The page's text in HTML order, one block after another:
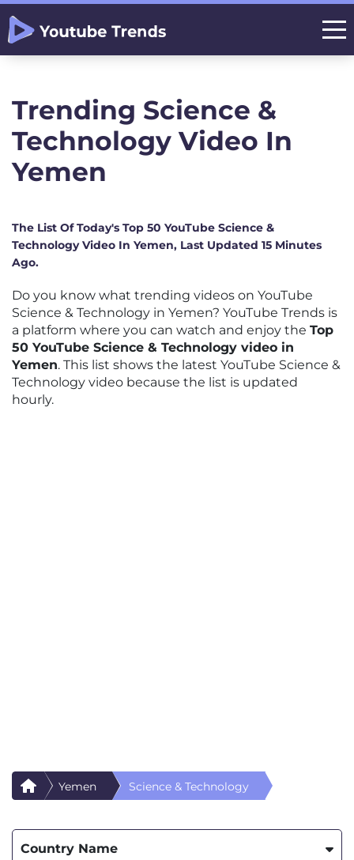
Trending Science &
Technology Video In
Yemen
The List Of Today's Top 50 YouTube Science &
Technology Video In Yemen, Last Updated 15 Minutes
Ago.
Do you know what trending videos on YouTube
Science & Technology in Yemen? YouTube Trends is
a platform where you can watch and enjoy the Top
50 YouTube Science & Technology video in
Yemen. This list shows the latest YouTube Science &
Technology video because the list is updated
hourly.
Yemen Science & Technology
Country Name